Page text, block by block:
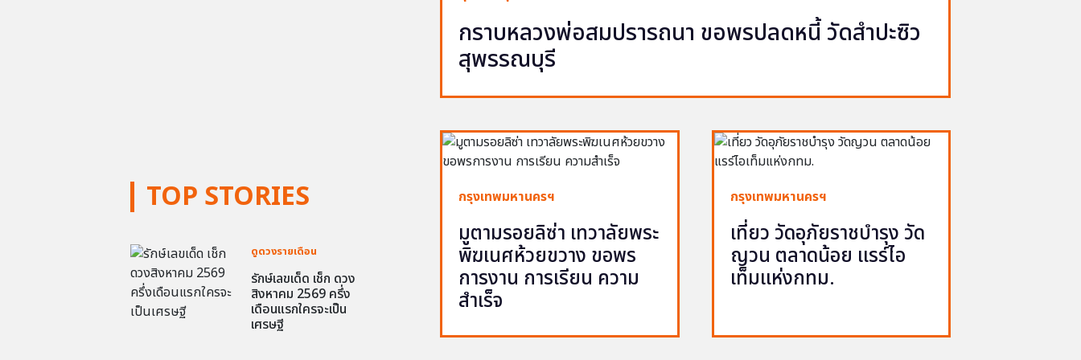
TOP STORIES
ดูดวงรายเดือน
รักษ์เลขเด็ด เช็ก ดวง
สิงหาคม 2569 ครึ่ง
เดือนแรกใครจะเป็น
เศรษฐี
กราบหลวงพ่อสมปรารถนา ขอพรปลดหนี้ วัดสำปะซิว
สุพรรณบุรี
กรุงเทพมหานครฯ
มูตามรอยลิซ่า เทวาลัยพระ
พิฆเนศห้วยขวาง ขอพร
การงาน การเรียน ความ
สำเร็จ
กรุงเทพมหานครฯ
เที่ยว วัดอุภัยราชบำรุง วัด
ญวน ตลาดน้อย แรร์ไอ
เท็มแห่งกทม.